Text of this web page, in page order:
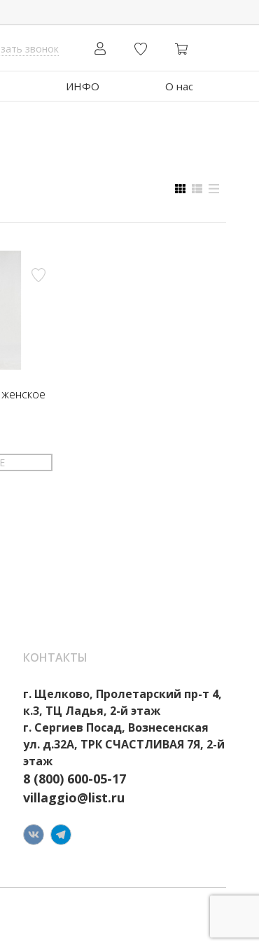
звонок
ИНФО О нас
женское
КОНТАКТЫ
г. Щелково, Пролетарский пр-т 4,
к.3, ТЦ Ладья, 2-й этаж
г. Сергиев Посад, Вознесенская
ул. д.32А, ТРК СЧАСТЛИВАЯ 7Я, 2-й
этаж
8 (800) 600-05-17
villaggio@list.ru